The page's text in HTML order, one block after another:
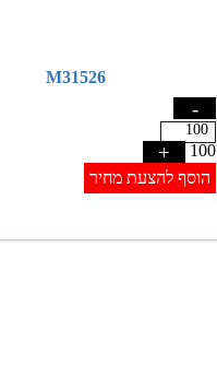
M31526
-
100
+
הוסף להצעת מחיר